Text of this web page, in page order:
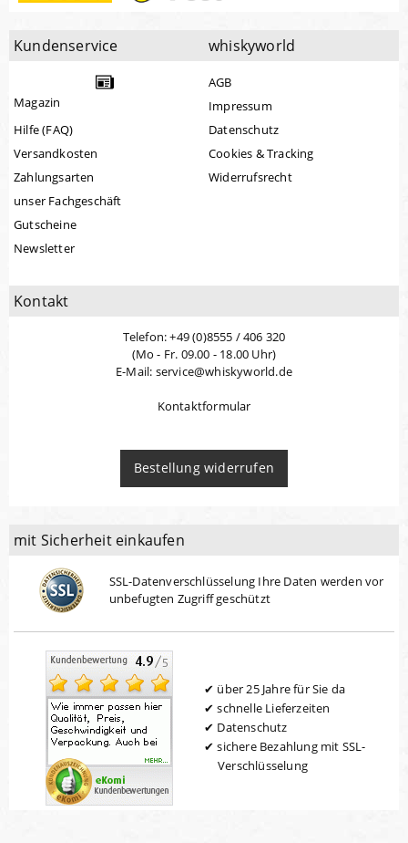
Kundenservice
Magazin
Hilfe (FAQ)
Versandkosten
Zahlungsarten
unser Fachgeschäft
Gutscheine
Newsletter
whiskyworld
AGB
Impressum
Datenschutz
Cookies & Tracking
Widerrufsrecht
Kontakt
Telefon: +49 (0)8555 / 406 320
(Mo - Fr. 09.00 - 18.00 Uhr)
E-Mail: service@whiskyworld.de
Kontaktformular
Bestellung widerrufen
mit Sicherheit einkaufen
SSL-Datenverschlüsselung Ihre Daten werden vor
unbefugten Zugriff geschützt
über 25 Jahre für Sie da
schnelle Lieferzeiten
Datenschutz
sichere Bezahlung mit SSL-
Verschlüsselung